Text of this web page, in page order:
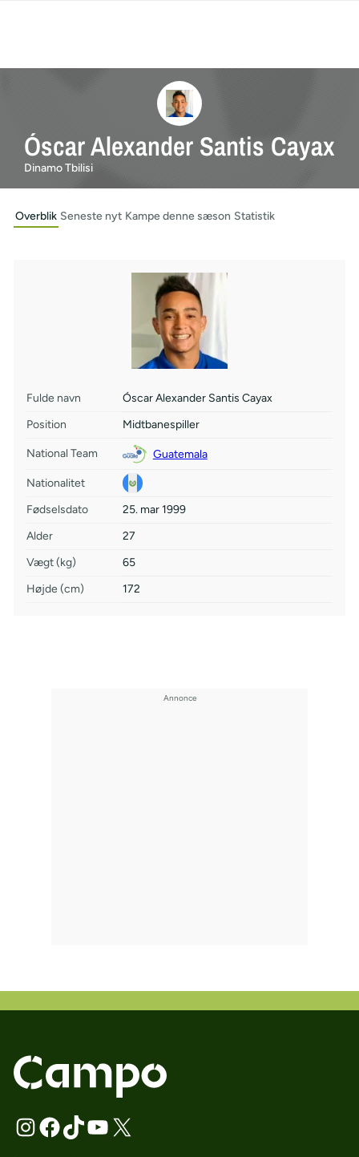
Óscar Alexander Santis Cayax
Dinamo Tbilisi
Overblik Seneste nyt Kampe denne sæson Statistik
Fulde navn
Óscar Alexander Santis Cayax
Position
Midtbanespiller
National Team Guatemala
Nationalitet
Fødselsdato
25. mar 1999
Alder
27
Vægt (kg)
65
Højde (cm)
172